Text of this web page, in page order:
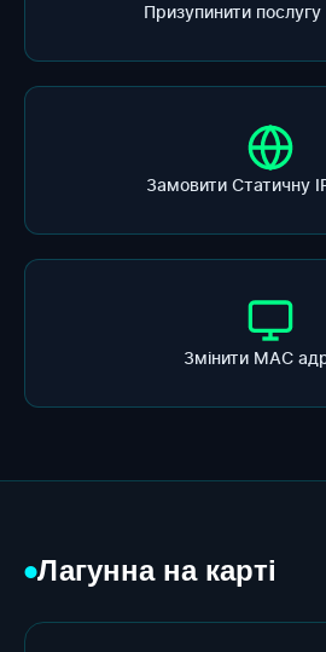
Призупинити послугу
Замовити Статичну
Змінити МАС
●Лагунна на карті